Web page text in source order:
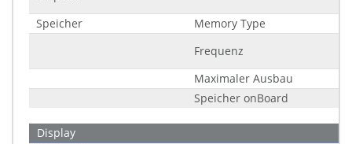
Speicher
Memory Type
Frequenz
Maximaler Ausbau
Speicher onBoard
Display